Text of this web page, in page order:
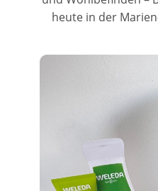
heute in der